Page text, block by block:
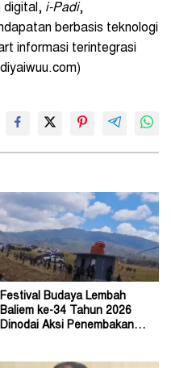
digital, i-Padi,
berbasis teknologi
informasi terintegrasi
Festival Budaya Lembah
Baliem ke-34 Tahun 2026
Dinodai Aksi Penembakan